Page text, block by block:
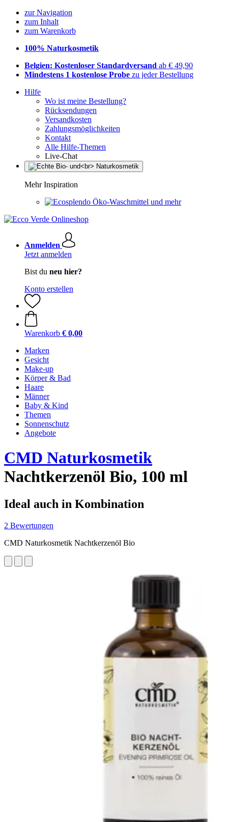
zur Navigation
zum Inhalt
zum Warenkorb
100% Naturkosmetik
Belgien: Kostenloser Standardversand ab € 49,90
Mindestens 1 kostenlose Probe zu jeder Bestellung
Hilfe
Wo ist meine Bestellung?
Rücksendungen
Versandkosten
Zahlungsmöglichkeiten
Kontakt
Alle Hilfe-Themen
Live-Chat
Mehr Inspiration
Öko-Waschmittel und mehr
Anmelden
Jetzt anmelden
Bist du neu hier?
Konto erstellen
Warenkorb € 0,00
Marken
Gesicht
Make-up
Körper & Bad
Haare
Männer
Baby & Kind
Themen
Sonnenschutz
Angebote
CMD Naturkosmetik
Nachtkerzenöl Bio, 100 ml
Ideal auch in Kombination
2 Bewertungen
CMD Naturkosmetik Nachtkerzenöl Bio